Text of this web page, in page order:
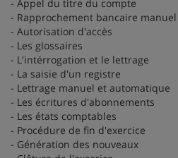
- Appel du titre du compte
- Rapprochement bancaire manuel
- Autorisation d'accès
- Les glossaires
- L'intérrogation et le lettrage
- La saisie d'un registre
- Lettrage manuel et automatique
- Les écritures d'abonnements
- Les états comptables
- Procédure de fin d'exercice
- Génération des nouveaux